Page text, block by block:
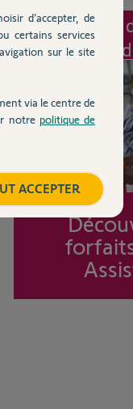
Intervention
à mon
d’accepter, de
certains services
sur le site
via le centre de
notre politique de
ACCEPTER